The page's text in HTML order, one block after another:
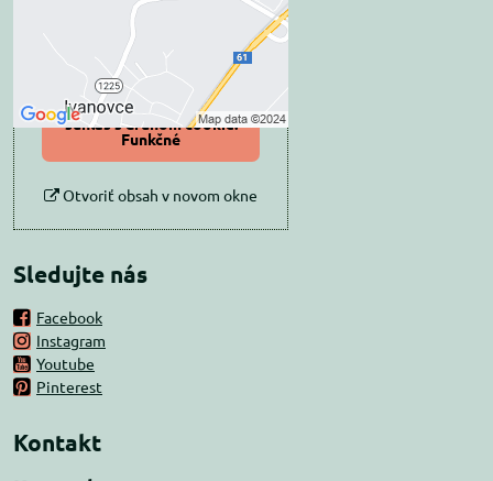
Povoliť tentokrát
Povoliť a zapamätať -
súhlas s druhom cookie:
Funkčné
Otvoriť obsah v novom okne
Sledujte nás
Facebook
Instagram
Youtube
Pinterest
Kontakt